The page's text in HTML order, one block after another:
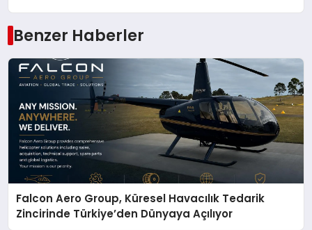
Benzer Haberler
Falcon Aero Group, Küresel Havacılık Tedarik
Zincirinde Türkiye’den Dünyaya Açılıyor